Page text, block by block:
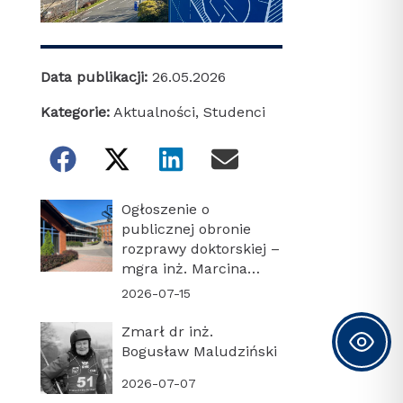
Data publikacji: 26.05.2026
Kategorie: Aktualności, Studenci
Ogłoszenie o
publicznej obronie
rozprawy doktorskiej –
mgra inż. Marcina
Turonia
2026-07-15
Zmarł dr inż.
Bogusław Maludziński
2026-07-07